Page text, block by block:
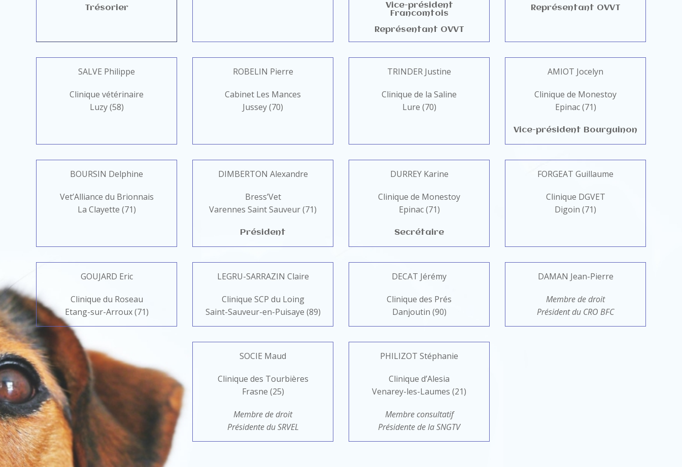
Trésorier
Vice-président
Francomtois
Représentant OVVT
Représentant OVVT
SALVE Philippe
Clinique vétérinaire
Luzy (58)
ROBELIN Pierre
Cabinet Les Mances
Jussey (70)
TRINDER Justine
Clinique de la Saline
Lure (70)
AMIOT Jocelyn
Clinique de Monestoy
Epinac (71)
Vice-président Bourguinon
BOURSIN Delphine
Vet’Alliance du Brionnais
La Clayette (71)
DIMBERTON Alexandre
Bress’Vet
Varennes Saint Sauveur (71)
Président
DURREY Karine
Clinique de Monestoy
Epinac (71)
Secrétaire
FORGEAT Guillaume
Clinique DGVET
Digoin (71)
GOUJARD Eric
Clinique du Roseau
Etang-sur-Arroux (71)
LEGRU-SARRAZIN Claire
Clinique SCP du Loing
Saint-Sauveur-en-Puisaye (89)
DECAT Jérémy
Clinique des Prés
Danjoutin (90)
DAMAN Jean-Pierre
Membre de droit
Président du CRO BFC
SOCIE Maud
Clinique des Tourbières
Frasne (25)
Membre de droit
Présidente du SRVEL
PHILIZOT Stéphanie
Clinique d’Alesia
Venarey-les-Laumes (21)
Membre consultatif
Présidente de la SNGTV